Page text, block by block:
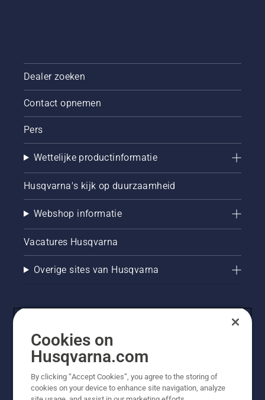
Dealer zoeken
Contact opnemen
Pers
Wettelijke productinformatie
Husqvarna's kijk op duurzaamheid
Webshop informatie
Vacatures Husqvarna
Overige sites van Husqvarna
© Husqvarna AB (publ). Alle rechten voorbehouden. De
Cookies on
Husqvarna.com
By clicking “Accept Cookies”, you agree to the storing of
cookies on your device to enhance site navigation, analyze